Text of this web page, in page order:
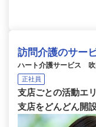
訪問介護のサー
ハート介護サービス 吹
正社員
支店ごとの活動エ
支店をどんどん開